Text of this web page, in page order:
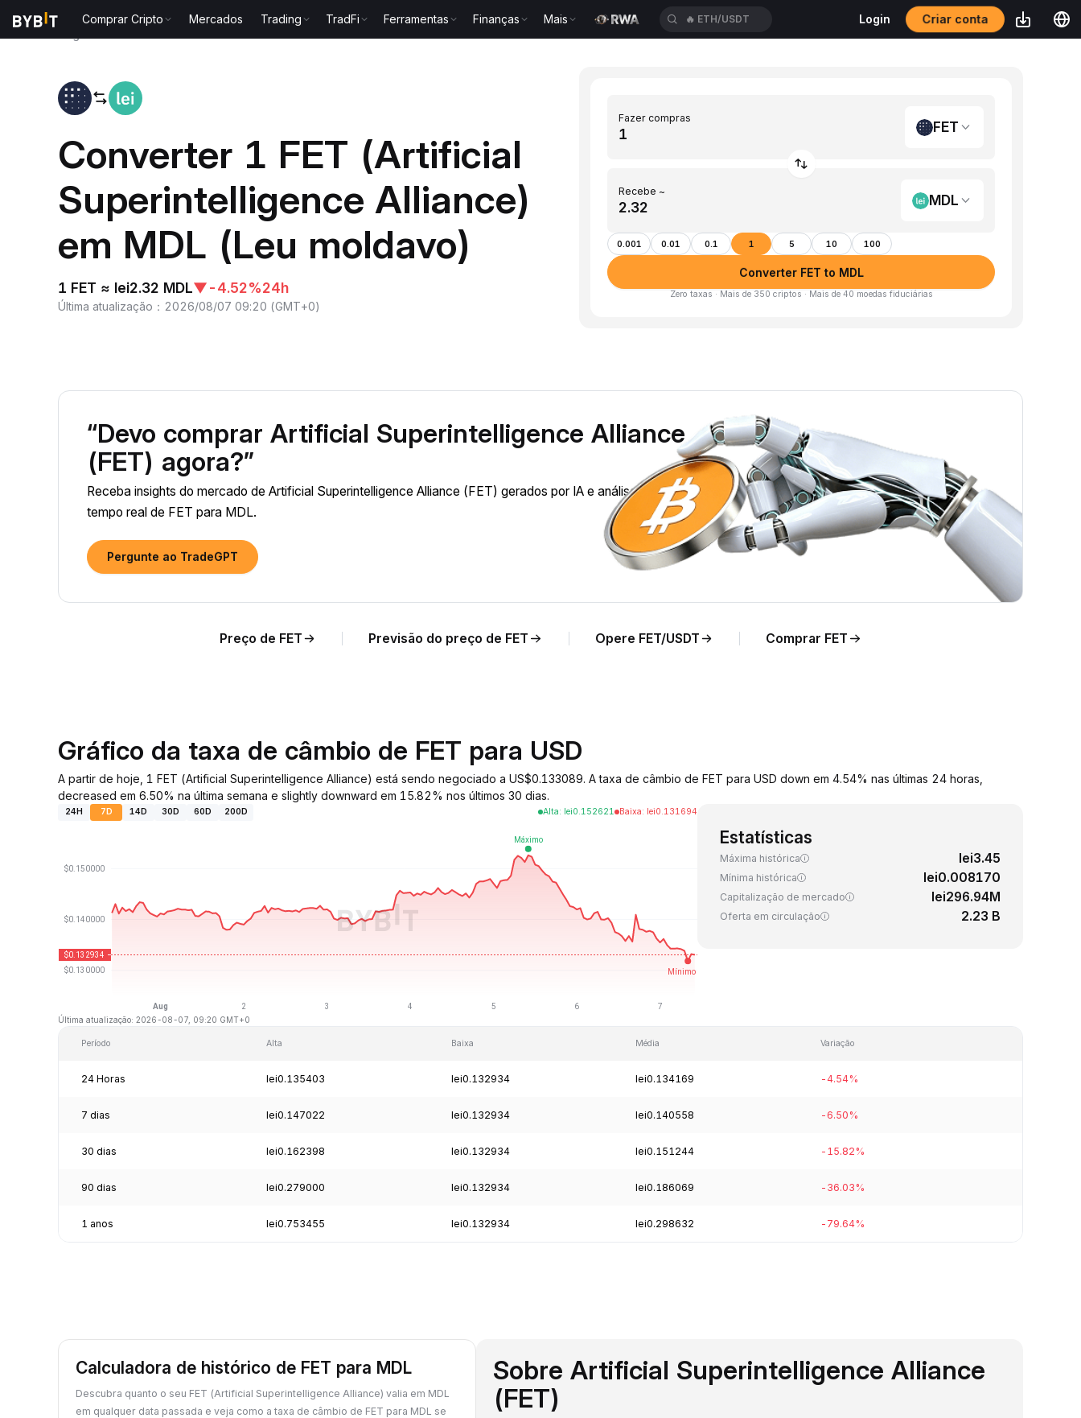
Comprar Cripto Mercados Trading TradFi Ferramentas Finanças Mais 🔥 ETH/USDT Login Criar conta
Converter 1 FET (Artificial
Superintelligence Alliance)
em MDL (Leu moldavo)
1 FET ≈ lei2.32 MDL▼-4.52%24h
Última atualização ： 2026/08/07 09:20 (GMT+0)
Fazer compras
FET
Recebe ~
MDL
0.001 0.01 0.1 1 5 10 100
Converter FET to MDL
Zero taxas · Mais de 350 criptos · Mais de 40 moedas fiduciárias
“Devo comprar Artificial Superintelligence Alliance
(FET) agora?”
Receba insights do mercado de Artificial Superintelligence Alliance (FET) gerados por IA e análises de preço em
tempo real de FET para MDL.
Pergunte ao TradeGPT
Preço de FET Previsão do preço de FET Opere FET/USDT Comprar FET
Gráfico da taxa de câmbio de FET para USD
A partir de hoje, 1 FET (Artificial Superintelligence Alliance) está sendo negociado a US$0.133089. A taxa de câmbio de FET para USD down em 4.54% nas últimas 24 horas,
decreased em 6.50% na última semana e slightly downward em 15.82% nos últimos 30 dias.
24H 7D 14D 30D 60D 200D Alta: lei0.152621 Baixa: lei0.131694
Última atualização: 2026-08-07, 09:20 GMT+0
Estatísticas
Máxima histórica lei3.45
Mínima histórica lei0.008170
Capitalização de mercado lei296.94M
Oferta em circulação 2.23 B
Período Alta Baixa Média Variação
24 Horas lei0.135403 lei0.132934 lei0.134169 -4.54%
7 dias lei0.147022 lei0.132934 lei0.140558 -6.50%
30 dias lei0.162398 lei0.132934 lei0.151244 -15.82%
90 dias lei0.279000 lei0.132934 lei0.186069 -36.03%
1 anos lei0.753455 lei0.132934 lei0.298632 -79.64%
Calculadora de histórico de FET para MDL
Descubra quanto o seu FET (Artificial Superintelligence Alliance) valia em MDL
em qualquer data passada e veja como a taxa de câmbio de FET para MDL se
Sobre Artificial Superintelligence Alliance
(FET)